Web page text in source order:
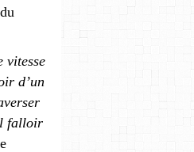
vitesse
d’un
falloir